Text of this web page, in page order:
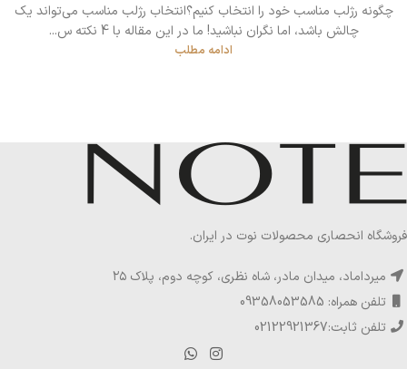
چگونه رژلب مناسب خود را انتخاب کنیم؟انتخاب رژلب مناسب می‌تواند یک
چالش باشد، اما نگران نباشید! ما در این مقاله با 4 نکته س...
ادامه مطلب
فروشگاه انحصاری محصولات نوت در ایران.
میرداماد، میدان مادر، شاه نظری، کوچه دوم، پلاک ۲۵
تلفن همراه: 09358053585
تلفن ثابت:02122921367